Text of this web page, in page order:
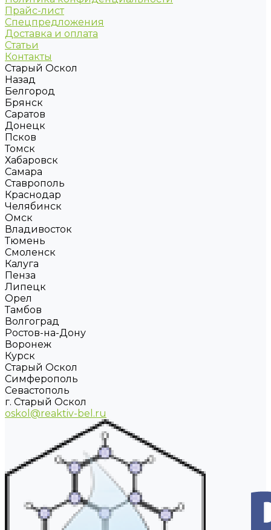
Прайс-лист
Спецпредложения
Доставка и оплата
Статьи
Контакты
Старый Оскол
Назад
Белгород
Брянск
Саратов
Донецк
Псков
Томск
Хабаровск
Самара
Ставрополь
Краснодар
Челябинск
Омск
Владивосток
Тюмень
Смоленск
Калуга
Пенза
Липецк
Орел
Тамбов
Волгоград
Ростов-на-Дону
Воронеж
Курск
Старый Оскол
Симферополь
Севастополь
г. Старый Оскол
oskol@reaktiv-bel.ru